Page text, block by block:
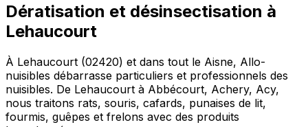
Dératisation et désinsectisation à
Lehaucourt
À Lehaucourt (02420) et dans tout le Aisne, Allo-
nuisibles débarrasse particuliers et professionnels des
nuisibles. De Lehaucourt à Abbécourt, Achery, Acy,
nous traitons rats, souris, cafards, punaises de lit,
fourmis, guêpes et frelons avec des produits